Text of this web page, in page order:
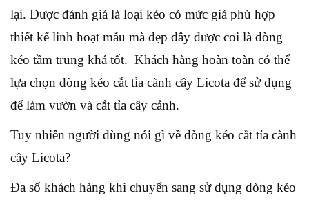
lại. Được đánh giá là loại kéo có mức giá phù hợp
thiết kế linh hoạt mẫu mà đẹp đây được coi là dòng
kéo tầm trung khá tốt. Khách hàng hoàn toàn có thể
lựa chọn dòng kéo cắt tỉa cành cây Licota để sử dụng
để làm vườn và cắt tỉa cây cảnh.
Tuy nhiên người dùng nói gì về dòng kéo cắt tỉa cành
cây Licota?
Đa số khách hàng khi chuyển sang sử dụng dòng kéo